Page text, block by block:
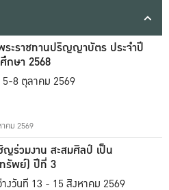
ะราชทานปริญญาบัตร ประจำปี
กษา 2568
8 ตุลาคม 2569
คม 2569
ญร่วมงาน สะสมศิลป์ เป็น
รัพย์) ปีที่ 3
างวันที่ 13 - 15 สิงหาคม 2569